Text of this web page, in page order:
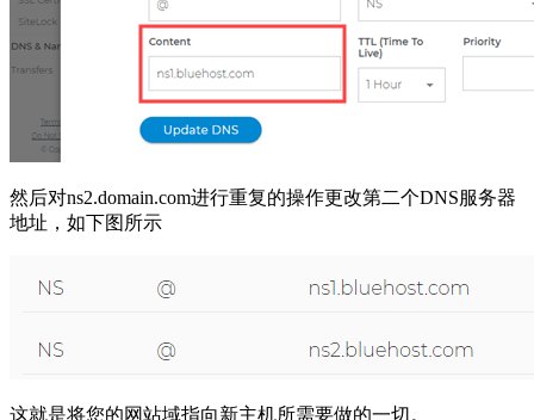
然后对ns2.domain.com进行重复的操作更改第二个DNS服务器
地址，如下图所示
这就是将您的网站域指向新主机所需要做的一切。